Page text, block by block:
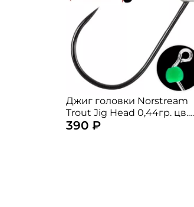
Джиг головки Norstream
Trout Jig Head 0,44гр. цв.
glow white 5шт. / вольфрам
390 ₽